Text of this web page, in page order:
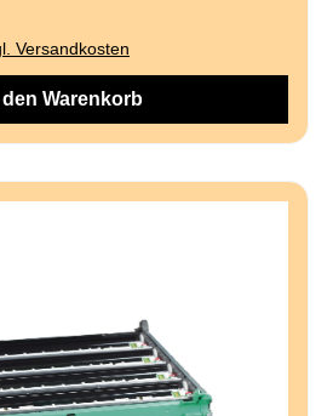
Versandkosten
den Warenkorb